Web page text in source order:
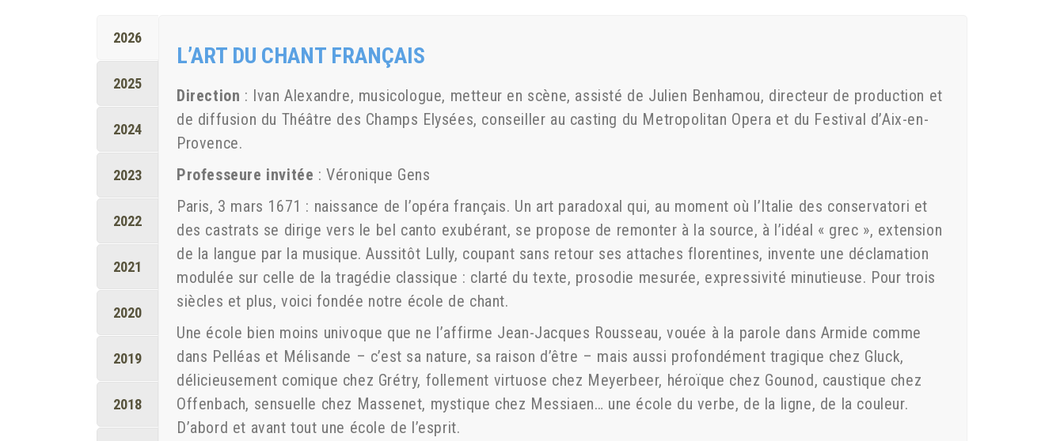
2026
2025
2024
2023
2022
2021
2020
2019
2018
L’ART DU CHANT FRANÇAIS
Direction : Ivan Alexandre, musicologue, metteur en scène, assisté de Julien Benhamou, directeur de production et
de diffusion du Théâtre des Champs Elysées, conseiller au casting du Metropolitan Opera et du Festival d’Aix-en-
Provence.
Professeure invitée : Véronique Gens
Paris, 3 mars 1671 : naissance de l’opéra français. Un art paradoxal qui, au moment où l’Italie des conservatori et
des castrats se dirige vers le bel canto exubérant, se propose de remonter à la source, à l’idéal « grec », extension
de la langue par la musique. Aussitôt Lully, coupant sans retour ses attaches florentines, invente une déclamation
modulée sur celle de la tragédie classique : clarté du texte, prosodie mesurée, expressivité minutieuse. Pour trois
siècles et plus, voici fondée notre école de chant.
Une école bien moins univoque que ne l’affirme Jean-Jacques Rousseau, vouée à la parole dans Armide comme
dans Pelléas et Mélisande – c’est sa nature, sa raison d’être – mais aussi profondément tragique chez Gluck,
délicieusement comique chez Grétry, follement virtuose chez Meyerbeer, héroïque chez Gounod, caustique chez
Offenbach, sensuelle chez Massenet, mystique chez Messiaen… une école du verbe, de la ligne, de la couleur.
D’abord et avant tout une école de l’esprit.